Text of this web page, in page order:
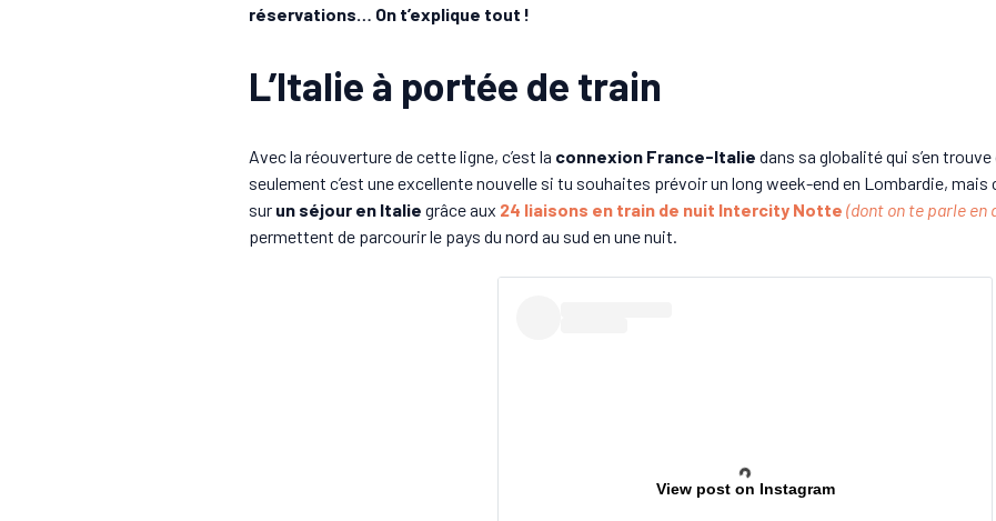
réservations… On t’explique tout !
L’Italie à portée de train
Avec la réouverture de cette ligne, c’est la connexion France-Italie dans sa globalité qui s’en
seulement c’est une excellente nouvelle si tu souhaites prévoir un long week-end en Lombardie, mais
sur un séjour en Italie grâce aux 24 liaisons en train de nuit Intercity Notte (dont on te parle
permettent de parcourir le pays du nord au sud en une nuit.
View post on Instagram